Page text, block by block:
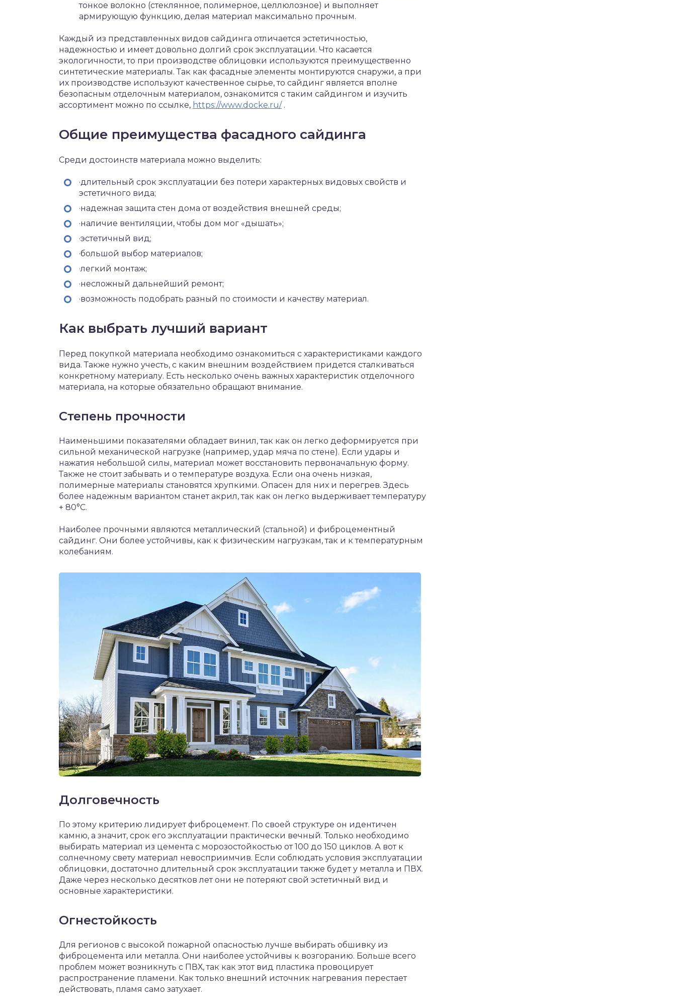
тонкое волокно (стеклянное, полимерное, целлюлозное) и выполняет
армирующую функцию, делая материал максимально прочным.
Каждый из представленных видов сайдинга отличается эстетичностью,
надежностью и имеет довольно долгий срок эксплуатации. Что касается
экологичности, то при производстве облицовки используются преимущественно
синтетические материалы. Так как фасадные элементы монтируются снаружи, а при
их производстве используют качественное сырье, то сайдинг является вполне
безопасным отделочным материалом, ознакомится с таким сайдингом и изучить
ассортимент можно по ссылке, https://www.docke.ru/.
Общие преимущества фасадного сайдинга
Среди достоинств материала можно выделить:
·длительный срок эксплуатации без потери характерных видовых свойств и
эстетичного вида;
·надежная защита стен дома от воздействия внешней среды;
·наличие вентиляции, чтобы дом мог «дышать»;
·эстетичный вид;
·большой выбор материалов;
·легкий монтаж;
·несложный дальнейший ремонт;
·возможность подобрать разный по стоимости и качеству материал.
Как выбрать лучший вариант
Перед покупкой материала необходимо ознакомиться с характеристиками каждого
вида. Также нужно учесть, с каким внешним воздействием придется сталкиваться
конкретному материалу. Есть несколько очень важных характеристик отделочного
материала, на которые обязательно обращают внимание.
Степень прочности
Наименьшими показателями обладает винил, так как он легко деформируется при
сильной механической нагрузке (например, удар мяча по стене). Если удары и
нажатия небольшой силы, материал может восстановить первоначальную форму.
Также не стоит забывать и о температуре воздуха. Если она очень низкая,
полимерные материалы становятся хрупкими. Опасен для них и перегрев. Здесь
более надежным вариантом станет акрил, так как он легко выдерживает температуру
+ 80°C.
Наиболее прочными являются металлический (стальной) и фиброцементный
сайдинг. Они более устойчивы, как к физическим нагрузкам, так и к температурным
колебаниям.
Долговечность
По этому критерию лидирует фиброцемент. По своей структуре он идентичен
камню, а значит, срок его эксплуатации практически вечный. Только необходимо
выбирать материал из цемента с морозостойкостью от 100 до 150 циклов. А вот к
солнечному свету материал невосприимчив. Если соблюдать условия эксплуатации
облицовки, достаточно длительный срок эксплуатации также будет у металла и ПВХ.
Даже через несколько десятков лет они не потеряют свой эстетичный вид и
основные характеристики.
Огнестойкость
Для регионов с высокой пожарной опасностью лучше выбирать обшивку из
фиброцемента или металла. Они наиболее устойчивы к возгоранию. Больше всего
проблем может возникнуть с ПВХ, так как этот вид пластика провоцирует
распространение пламени. Как только внешний источник нагревания перестает
действовать, пламя само затухает.